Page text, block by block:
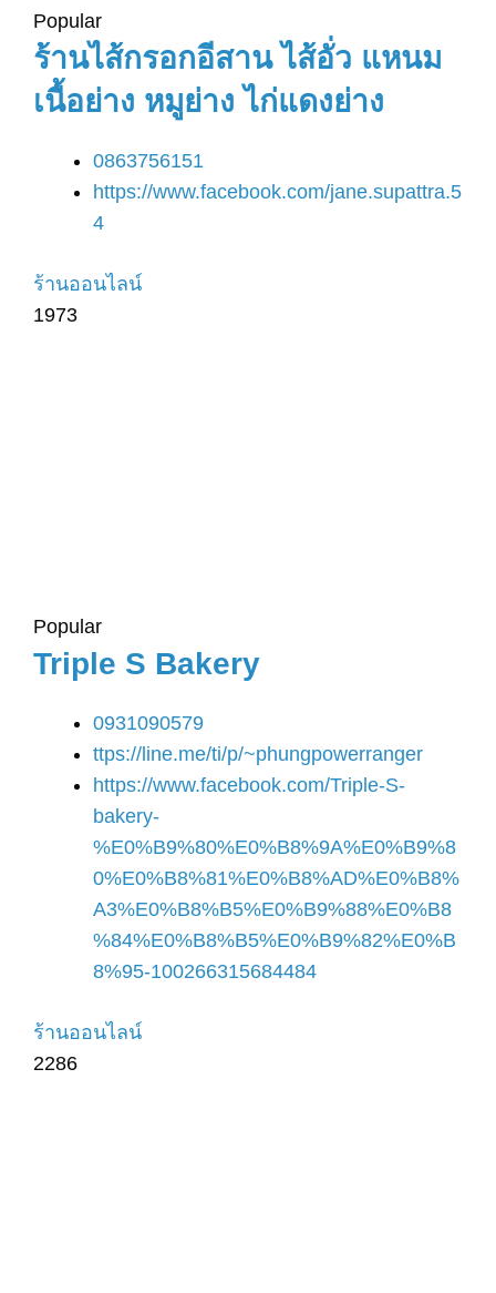
Popular
ร้านไส้กรอกอีสาน ไส้อั่ว แหนม
เนื้อย่าง หมูย่าง ไก่แดงย่าง
0863756151
https://www.facebook.com/jane.supattra.5
4
ร้านออนไลน์
1973
Popular
Triple S Bakery
0931090579
ttps://line.me/ti/p/~phungpowerranger
https://www.facebook.com/Triple-S-
bakery-
%E0%B9%80%E0%B8%9A%E0%B9%8
0%E0%B8%81%E0%B8%AD%E0%B8%
A3%E0%B8%B5%E0%B9%88%E0%B8
%84%E0%B8%B5%E0%B9%82%E0%B
8%95-100266315684484
ร้านออนไลน์
2286